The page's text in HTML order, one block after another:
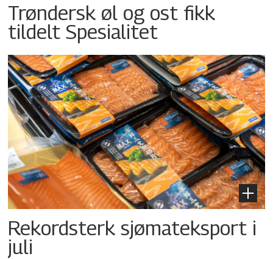
Trøndersk øl og ost fikk
tildelt Spesialitet
Rekordsterk sjømateksport i
juli